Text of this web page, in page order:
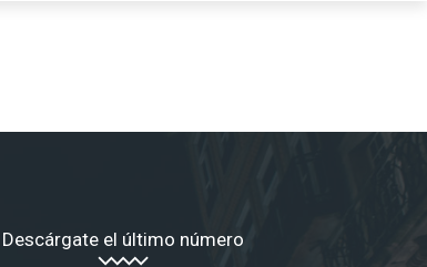
Descárgate el último número